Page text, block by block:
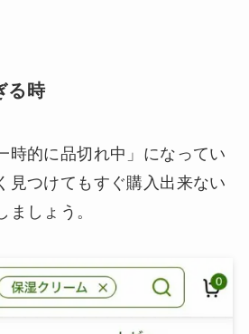
る時
時的に品切れ中」になってい
見つけてもすぐ購入出来ない
しょう。